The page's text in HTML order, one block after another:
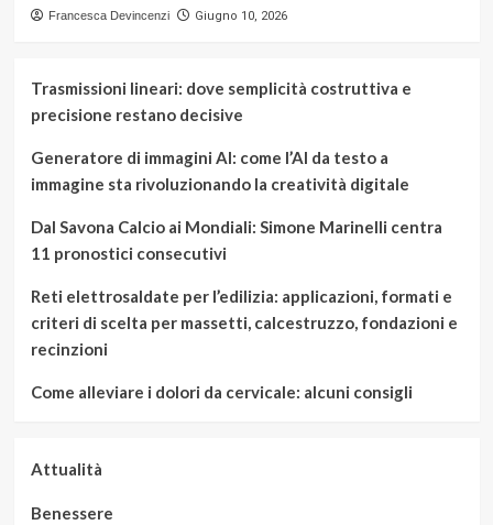
Francesca Devincenzi Giugno 10, 2026
Trasmissioni lineari: dove semplicità costruttiva e
precisione restano decisive
Generatore di immagini AI: come l’AI da testo a
immagine sta rivoluzionando la creatività digitale
Dal Savona Calcio ai Mondiali: Simone Marinelli centra
11 pronostici consecutivi
Reti elettrosaldate per l’edilizia: applicazioni, formati e
criteri di scelta per massetti, calcestruzzo, fondazioni e
recinzioni
Come alleviare i dolori da cervicale: alcuni consigli
Attualità
Benessere